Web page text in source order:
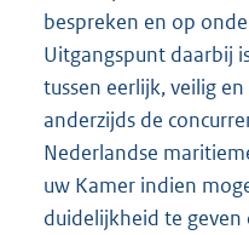
bespreken en op
Uitgangspunt daarbij
tussen eerlijk, veilig
anderzijds de
Nederlandse
uw Kamer indien
duidelijkheid te